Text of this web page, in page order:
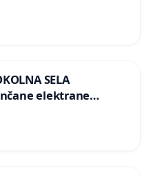
SELA
elektrane